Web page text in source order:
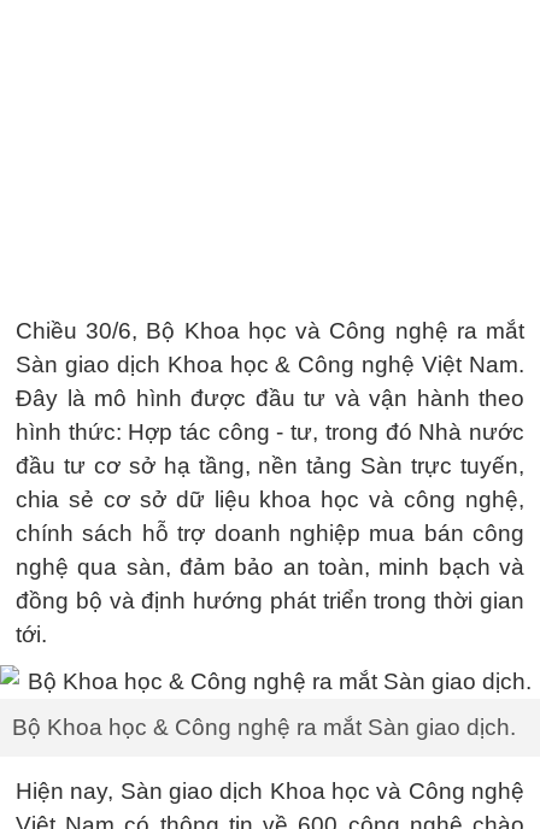
Chiều 30/6, Bộ Khoa học và Công nghệ ra mắt
Sàn giao dịch Khoa học & Công nghệ Việt Nam.
Đây là mô hình được đầu tư và vận hành theo
hình thức: Hợp tác công - tư, trong đó Nhà nước
đầu tư cơ sở hạ tầng, nền tảng Sàn trực tuyến,
chia sẻ cơ sở dữ liệu khoa học và công nghệ,
chính sách hỗ trợ doanh nghiệp mua bán công
nghệ qua sàn, đảm bảo an toàn, minh bạch và
đồng bộ và định hướng phát triển trong thời gian
tới.
Bộ Khoa học & Công nghệ ra mắt Sàn giao dịch.
Hiện nay, Sàn giao dịch Khoa học và Công nghệ